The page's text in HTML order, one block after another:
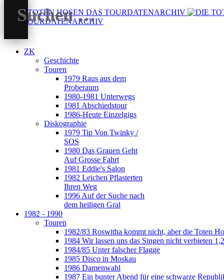
DAS TOURDATENARCHIV
ZK
Geschichte
Touren
1979 Raus aus dem
Proberaum
1980-1981 Unterwegs
1981 Abschiedstour
1986-Heute Einzelgigs
Diskographie
1979 Tip Von Twinky /
SOS
1980 Das Grauen Geht
Auf Grosse Fahrt
1981 Eddie's Salon
1982 Leichen Pflasterten
Ihren Weg
1996 Auf der Suche nach
dem heiligen Gral
1982 - 1990
Touren
1982/83 Roswitha kommt nicht, aber die Toten
1984 Wir lassen uns das Singen nicht verbieten
1984/85 Unter falscher Flagge
1985 Disco in Moskau
1986 Damenwahl
1987 Ein bunter Abend für eine schwarze